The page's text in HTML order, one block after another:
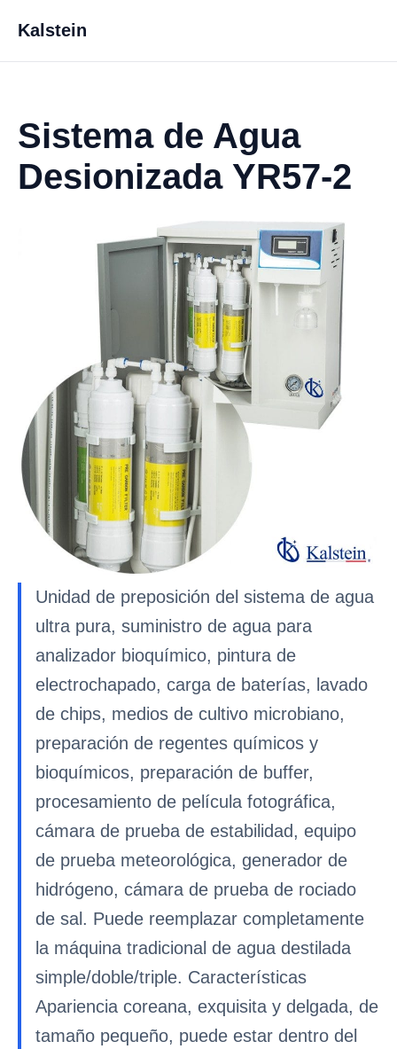
Kalstein
Sistema de Agua
Desionizada YR57-2
Unidad de preposición del sistema de agua
ultra pura, suministro de agua para
analizador bioquímico, pintura de
electrochapado, carga de baterías, lavado
de chips, medios de cultivo microbiano,
preparación de regentes químicos y
bioquímicos, preparación de buffer,
procesamiento de película fotográfica,
cámara de prueba de estabilidad, equipo
de prueba meteorológica, generador de
hidrógeno, cámara de prueba de rociado
de sal. Puede reemplazar completamente
la máquina tradicional de agua destilada
simple/doble/triple. Características
Apariencia coreana, exquisita y delgada, de
tamaño pequeño, puede estar dentro del